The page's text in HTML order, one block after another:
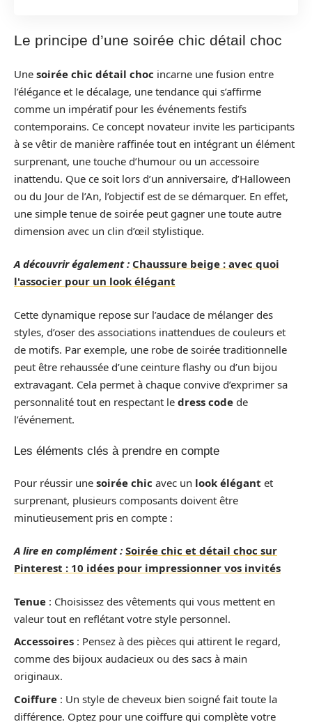
Le principe d’une soirée chic détail choc
Une soirée chic détail choc incarne une fusion entre
l’élégance et le décalage, une tendance qui s’affirme
comme un impératif pour les événements festifs
contemporains. Ce concept novateur invite les participants
à se vêtir de manière raffinée tout en intégrant un élément
surprenant, une touche d’humour ou un accessoire
inattendu. Que ce soit lors d’un anniversaire, d’Halloween
ou du Jour de l’An, l’objectif est de se démarquer. En effet,
une simple tenue de soirée peut gagner une toute autre
dimension avec un clin d’œil stylistique.
A découvrir également : Chaussure beige : avec quoi
l'associer pour un look élégant
Cette dynamique repose sur l’audace de mélanger des
styles, d’oser des associations inattendues de couleurs et
de motifs. Par exemple, une robe de soirée traditionnelle
peut être rehaussée d’une ceinture flashy ou d’un bijou
extravagant. Cela permet à chaque convive d’exprimer sa
personnalité tout en respectant le dress code de
l’événement.
Les éléments clés à prendre en compte
Pour réussir une soirée chic avec un look élégant et
surprenant, plusieurs composants doivent être
minutieusement pris en compte :
A lire en complément : Soirée chic et détail choc sur
Pinterest : 10 idées pour impressionner vos invités
Tenue : Choisissez des vêtements qui vous mettent en
valeur tout en reflétant votre style personnel.
Accessoires : Pensez à des pièces qui attirent le regard,
comme des bijoux audacieux ou des sacs à main
originaux.
Coiffure : Un style de cheveux bien soigné fait toute la
différence. Optez pour une coiffure qui complète votre